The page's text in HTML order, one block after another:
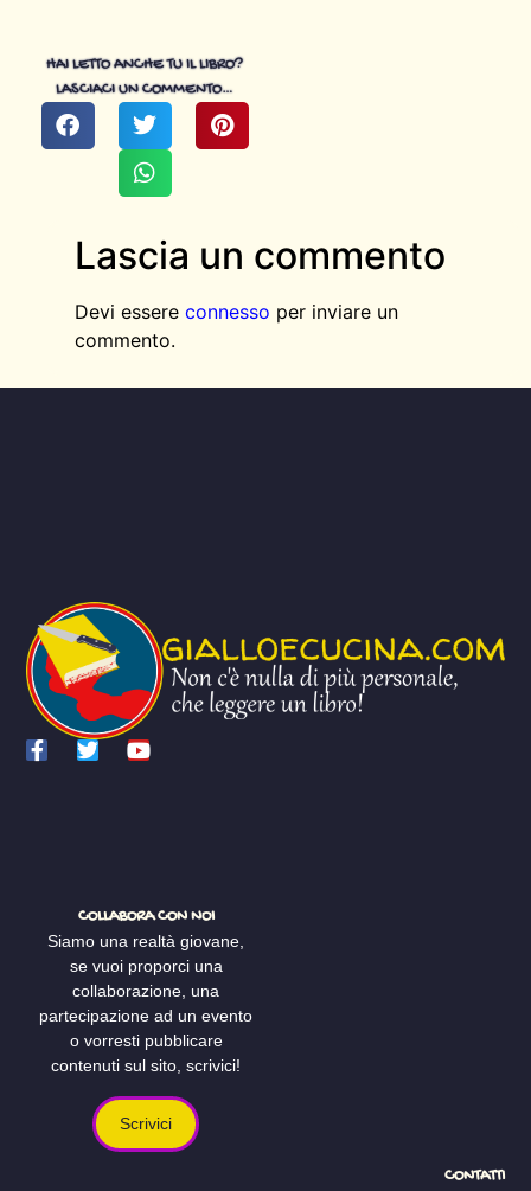
HAI LETTO ANCHE TU IL LIBRO?
LASCIACI UN COMMENTO…
Lascia un commento
Devi essere connesso per inviare un
commento.
COLLABORA CON NOI
Siamo una realtà giovane,
se vuoi proporci una
collaborazione, una
partecipazione ad un evento
o vorresti pubblicare
contenuti sul sito, scrivici!
Scrivici
CONTATTI